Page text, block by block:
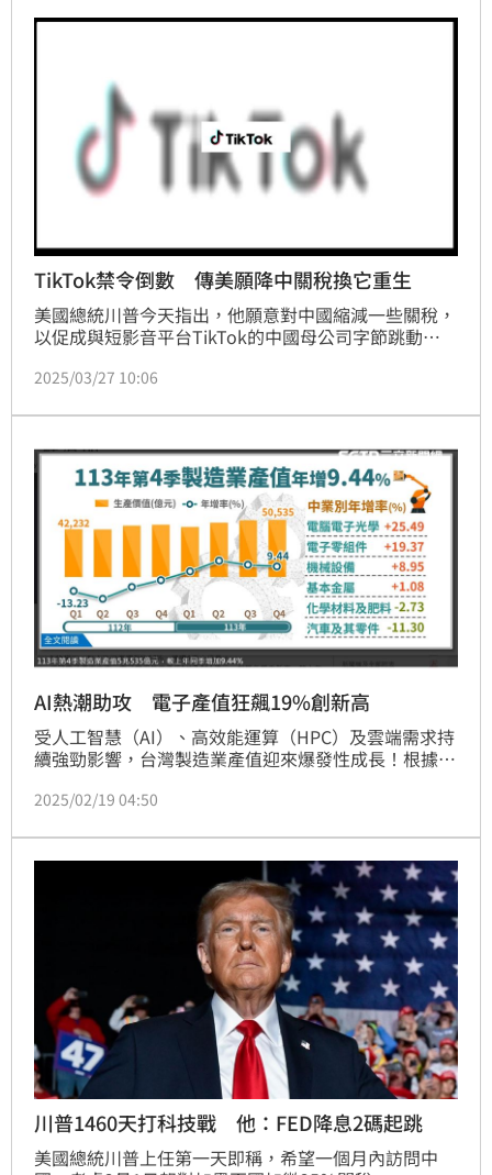
TikTok禁令倒數 傳美願降中關稅換它重生
美國總統川普今天指出，他願意對中國縮減一些關稅，
以促成與短影音平台TikTok的中國母公司字節跳動
2025/03/27 10:06
AI熱潮助攻 電子產值狂飆19%創新高
受人工智慧（AI）、高效能運算（HPC）及雲端需求持
續強勁影響，台灣製造業產值迎來爆發性成長！根據經
達5兆535億元，年增9.44%，已連續4季維持正成長。
19.37%，刷新歷年單季新高，成為推動製造業增長的
最大功臣。
2025/02/19 04:50
川普1460天打科技戰 他：FED降息2碼起跳
美國總統川普上任第一天即稱，希望一個月內訪問中